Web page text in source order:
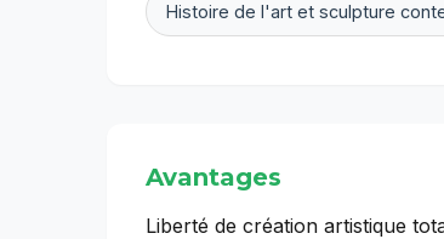
Histoire de l'art et sculpture
Avantages
Liberté de création artistique